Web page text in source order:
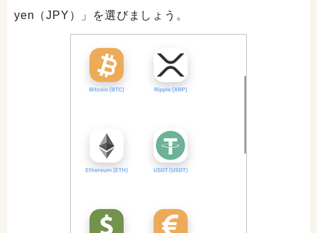
yen（JPY）」を選びましょう。